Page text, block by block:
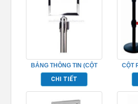
BẢNG THÔNG TIN (CỘT
PHÂN CÁCH)-TP692049
CHI TIẾT
CỘT